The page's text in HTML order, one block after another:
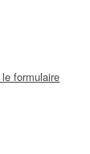
formulaire